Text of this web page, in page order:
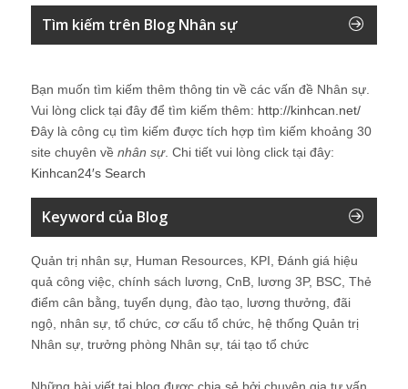
Tìm kiếm trên Blog Nhân sự
Bạn muốn tìm kiếm thêm thông tin về các vấn đề Nhân sự
Vui lòng click tại đây để tìm kiếm thêm: http://kinhcan.net/
Đây là công cụ tìm kiếm được tích hợp tìm kiếm khoảng 30
site chuyên về nhân sự. Chi tiết vui lòng click tại đây:
Kinhcan24′s Search
Keyword của Blog
Quản trị nhân sự, Human Resources, KPI, Đánh giá hiệu
quả công việc, chính sách lương, CnB, lương 3P, BSC, Thẻ
điểm cân bằng, tuyển dụng, đào tạo, lương thưởng, đãi
ngộ, nhân sự, tổ chức, cơ cấu tổ chức, hệ thống Quản trị
Nhân sự, trưởng phòng Nhân sự, tái tạo tổ chức
Những bài viết tại blog được chia sẻ bởi chuyên gia tư vấn